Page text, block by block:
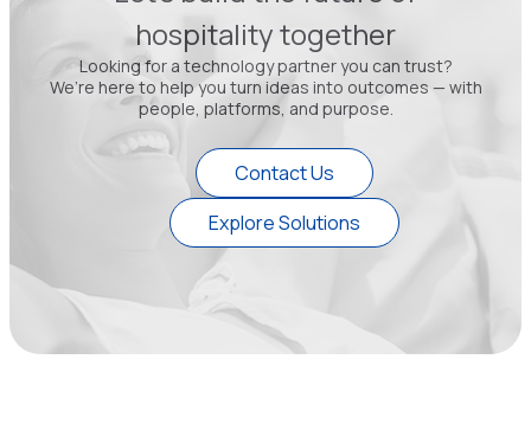
hospitality together
Looking for a technology partner you can trust?
We’re here to help you turn ideas into outcomes — with
people, platforms, and purpose.
Contact Us
Explore Solutions